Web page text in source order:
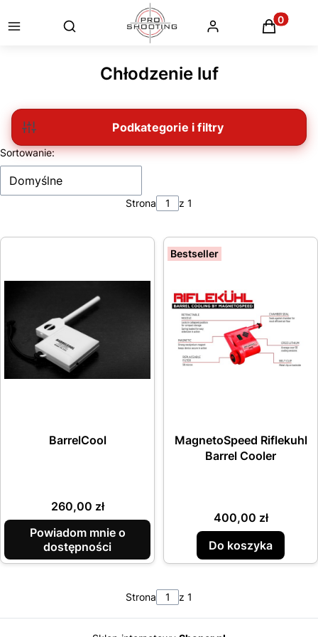
Otwórz wyszukiwarkę
Chłodzenie luf
Filtry
Lista produktów
Sortowanie:
Domyślne
Strona z 1
BarrelCool
Cena
260,00 zł
Powiadom mnie o
dostępności
Bestseller
MagnetoSpeed Riflekuhl
Barrel Cooler
Cena
400,00 zł
Do koszyka
Strona z 1